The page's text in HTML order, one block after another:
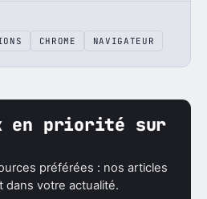
CHROME NAVIGATEUR
en priorité sur
préférées : nos articles
dans votre actualité.